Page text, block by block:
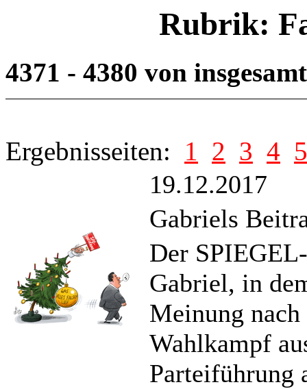
Rubrik:
4371 - 4380 von
Ergebnisseiten: 1 2 3 4 5
19.12.2017
Gabriels
Der
Gabriel, in
Meinung
Wahlkampf
Parteiführung